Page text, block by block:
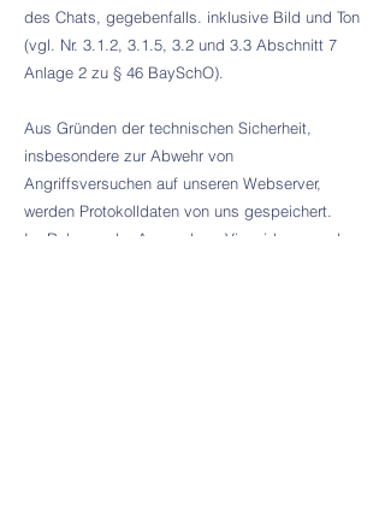
des Chats, gegebenfalls. inklusive Bild und Ton
(vgl. Nr. 3.1.2, 3.1.5, 3.2 und 3.3 Abschnitt 7
Anlage 2 zu § 46 BaySchO).
Aus Gründen der technischen Sicherheit,
insbesondere zur Abwehr von
Angriffsversuchen auf unseren Webserver,
werden Protokolldaten von uns gespeichert.
Im Rahmen der Anwendung Visavid verwenden